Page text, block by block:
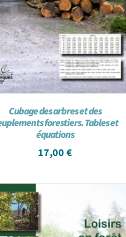
Cubage des arbres et des
forestiers. Tables et
équations
17,00€